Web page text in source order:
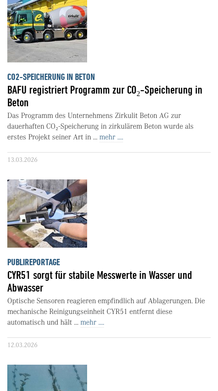
CO2-SPEICHERUNG IN BETON
BAFU registriert Programm zur CO₂-Speicherung in
Beton
Das Programm des Unternehmens Zirkulit Beton AG zur
dauerhaften CO₂-Speicherung in zirkulärem Beton wurde als
erstes Projekt seiner Art in ... mehr ....
13.03.2026
PUBLIREPORTAGE
CYR51 sorgt für stabile Messwerte in Wasser und
Abwasser
Optische Sensoren reagieren empfindlich auf Ablagerungen. Die
mechanische Reinigungseinheit CYR51 entfernt diese
automatisch und hält ... mehr ....
12.03.2026